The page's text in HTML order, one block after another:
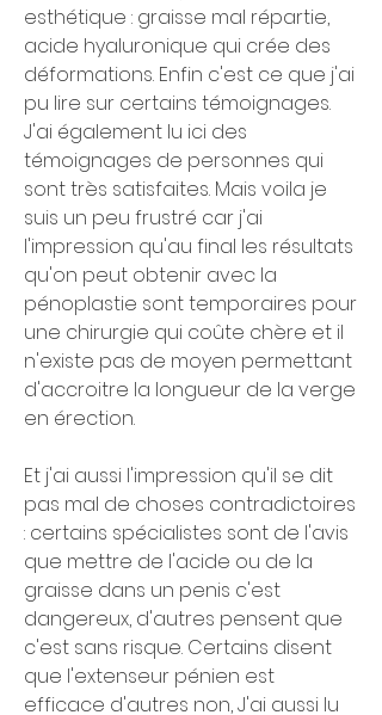
esthétique : graisse mal répartie,
acide hyaluronique qui crée des
déformations. Enfin c'est ce que j'ai
pu lire sur certains témoignages.
J'ai également lu ici des
témoignages de personnes qui
sont très satisfaites. Mais voila je
suis un peu frustré car j'ai
l'impression qu'au final les résultats
qu'on peut obtenir avec la
pénoplastie sont temporaires pour
une chirurgie qui coûte chère et il
n'existe pas de moyen permettant
d'accroitre la longueur de la verge
en érection.
Et j'ai aussi l'impression qu'il se dit
pas mal de choses contradictoires
: certains spécialistes sont de l'avis
que mettre de l'acide ou de la
graisse dans un penis c'est
dangereux, d'autres pensent que
c'est sans risque. Certains disent
que l'extenseur pénien est
efficace d'autres non, J'ai aussi lu